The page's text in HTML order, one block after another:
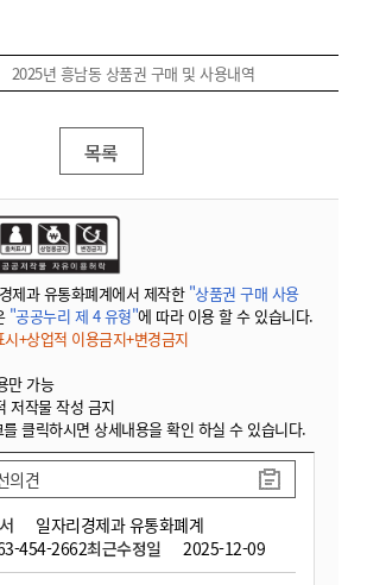
2025년 흥남동 상품권 구매 및 사용내역
목록
제과 유통화폐계에서 제작한 "상품권 구매 사용
"공공누리 제 4 유형"에 따라 이용 할 수 있습니다.
+상업적 이용금지+변경금지
만 가능
저작물 작성 금지
클릭하시면 상세내용을 확인 하실 수 있습니다.
일자리경제과 유통화폐계
454-2662최근수정일 2025-12-09
의견